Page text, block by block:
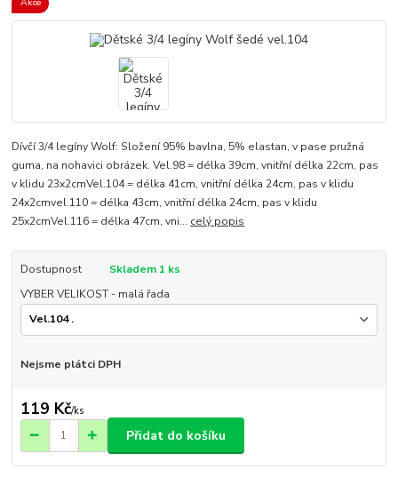
Dívčí 3/4 legíny Wolf: Složení 95% bavlna, 5% elastan, v pase pružná
guma, na nohavici obrázek. Vel.98 = délka 39cm, vnitřní délka 22cm, pas
v klidu 23x2cmVel.104 = délka 41cm, vnitřní délka 24cm, pas v klidu
24x2cmvel.110 = délka 43cm, vnitřní délka 24cm, pas v klidu
25x2cmVel.116 = délka 47cm, vni... celý popis
Dostupnost
Skladem 1 ks
VYBER VELIKOST - malá řada
Nejsme plátci DPH
119 Kč/ks
Přidat do košíku